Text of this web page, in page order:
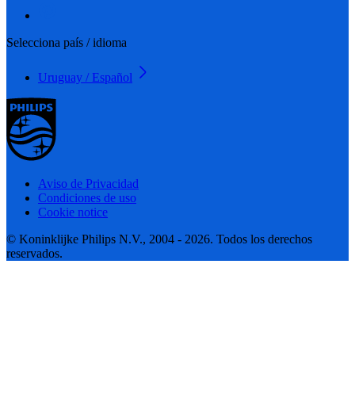
Selecciona país / idioma
Uruguay / Español
Aviso de Privacidad
Condiciones de uso
Cookie notice
© Koninklijke Philips N.V., 2004 - 2026. Todos los derechos
reservados.